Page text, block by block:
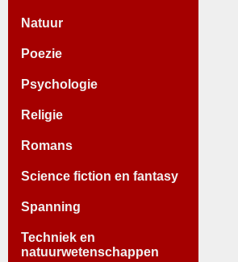
Natuur
Poezie
Psychologie
Religie
Romans
Science fiction en fantasy
Spanning
Techniek en
natuurwetenschappen